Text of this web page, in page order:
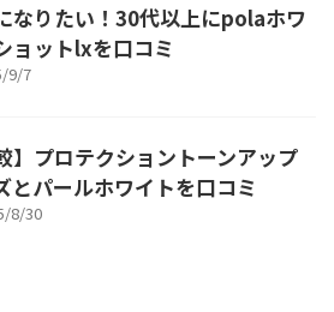
なりたい！30代以上にpolaホワ
ョットlxを口コミ
9/7
】プロテクショントーンアップ
とパールホワイトを口コミ
8/30